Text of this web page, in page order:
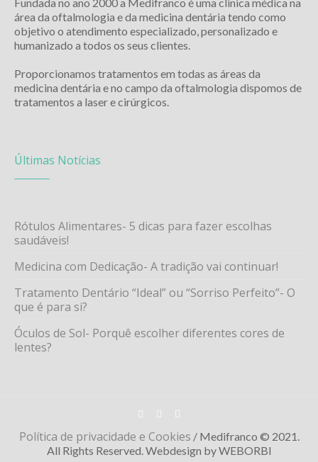
área da oftalmologia e da medicina dentária tendo como
objetivo o atendimento especializado, personalizado e
humanizado a todos os seus clientes.
Proporcionamos tratamentos em todas as áreas da
medicina dentária e no campo da oftalmologia dispomos de
tratamentos a laser e cirúrgicos.
Últimas Notícias
Rótulos Alimentares- 5 dicas para fazer escolhas
saudáveis!
Medicina com Dedicação- A tradição vai continuar!
Tratamento Dentário “Ideal” ou “Sorriso Perfeito”- O
que é para si?
Óculos de Sol- Porquê escolher diferentes cores de
lentes?
Política de privacidade e Cookies / Medifranco © 2021.
All Rights Reserved. Webdesign by WEBORBI